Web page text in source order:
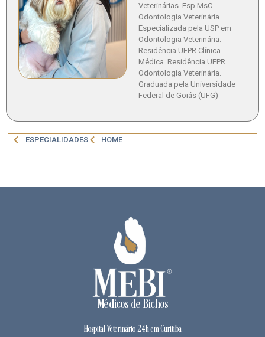
Veterinárias. Esp MsC
Odontologia Veterinária.
Especializada pela USP em
Odontologia Veterinária.
Residência UFPR Clínica
Médica. Residência UFPR
Odontologia Veterinária.
Graduada pela Universidade
Federal de Goiás (UFG)
ESPECIALIDADES HOME
Médicos de Bichos
Hospital Veterinário 24h em Curitiba